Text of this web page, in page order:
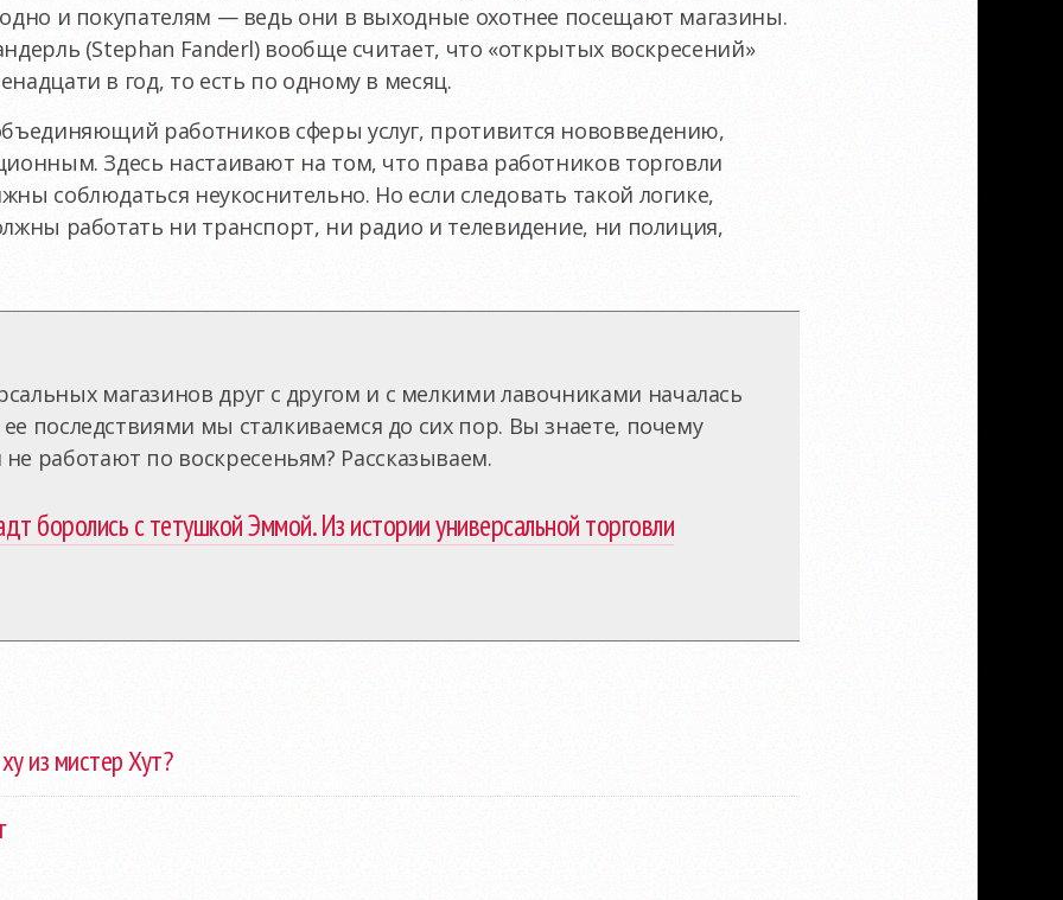
и покупателям — ведь они в выходные охотнее посещают магазины.
(Stephan Fanderl) вообще считает, что «открытых воскресений»
в год, то есть по одному в месяц.
работников сферы услуг, противится нововведению,
Здесь настаивают на том, что права работников торговли
соблюдаться неукоснительно. Но если следовать такой логике,
работать ни транспорт, ни радио и телевидение, ни полиция,
магазинов друг с другом и с мелкими лавочниками началась
ее последствиями мы сталкиваемся до сих пор. Вы знаете, почему
работают по воскресеньям? Рассказываем.
боролись с тетушкой Эммой. Из истории универсальной торговли
из мистер Хут?